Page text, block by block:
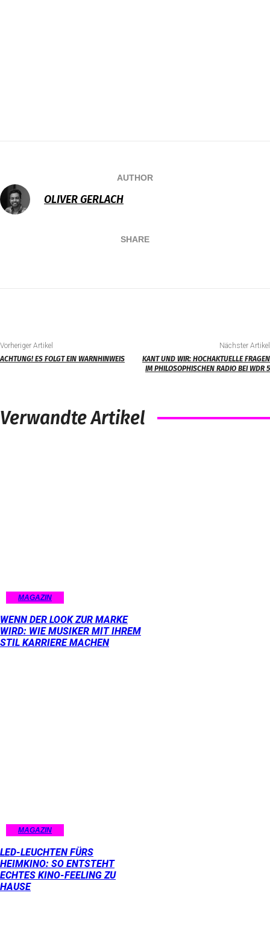
AUTHOR
OLIVER GERLACH
SHARE
Vorheriger Artikel
ACHTUNG! ES FOLGT EIN WARNHINWEIS
Nächster Artikel
KANT UND WIR: HOCHAKTUELLE FRAGEN
IM PHILOSOPHISCHEN RADIO BEI WDR 5
Verwandte Artikel
MAGAZIN
WENN DER LOOK ZUR MARKE
WIRD: WIE MUSIKER MIT IHREM
STIL KARRIERE MACHEN
MAGAZIN
LED-LEUCHTEN FÜRS
HEIMKINO: SO ENTSTEHT
ECHTES KINO-FEELING ZU
HAUSE